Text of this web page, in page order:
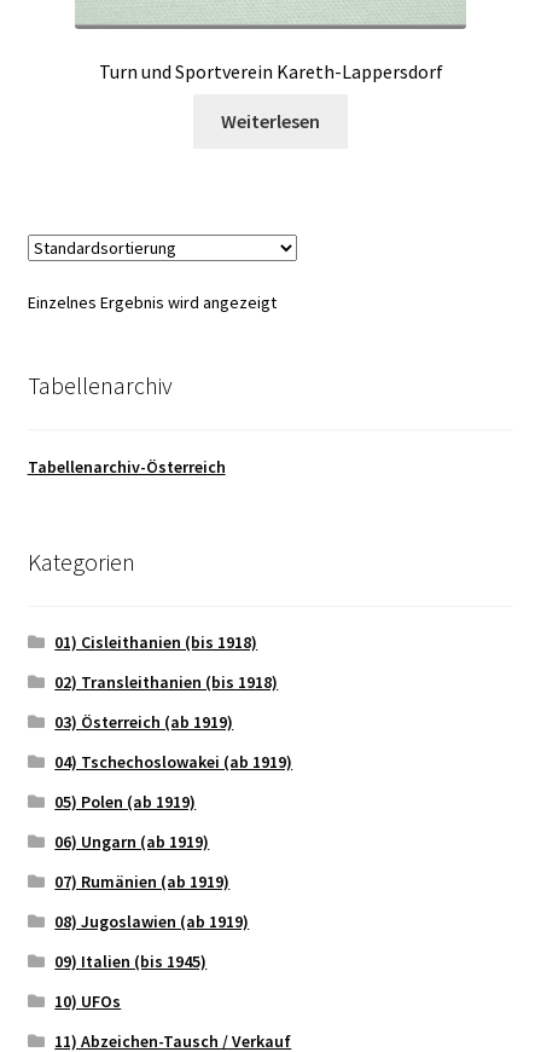
Turn und Sportverein Kareth-Lappersdorf
Weiterlesen
Einzelnes Ergebnis wird angezeigt
Tabellenarchiv
Tabellenarchiv-Österreich
Kategorien
01) Cisleithanien (bis 1918)
02) Transleithanien (bis 1918)
03) Österreich (ab 1919)
04) Tschechoslowakei (ab 1919)
05) Polen (ab 1919)
06) Ungarn (ab 1919)
07) Rumänien (ab 1919)
08) Jugoslawien (ab 1919)
09) Italien (bis 1945)
10) UFOs
11) Abzeichen-Tausch / Verkauf